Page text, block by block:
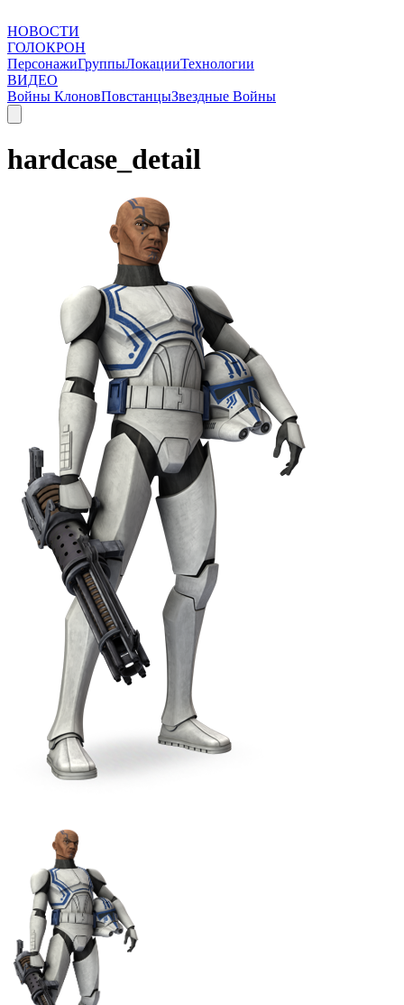
НОВОСТИ
ГОЛОКРОН
ПерсонажиГруппыЛокацииТехнологии
ВИДЕО
Войны КлоновПовстанцыЗвездные Войны
hardcase_detail